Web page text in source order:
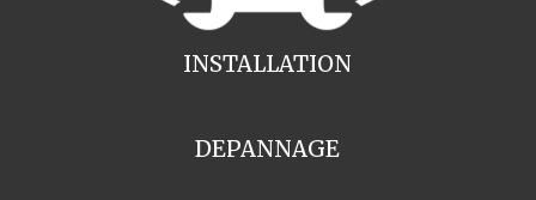
INSTALLATION
DEPANNAGE